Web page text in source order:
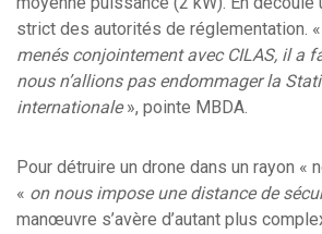
strict des autorités de réglementation. «
menés conjointement avec CILAS, il a
nous n’allions pas endommager la
internationale», pointe MBDA.
Pour détruire un drone dans un rayon «
« on nous impose une distance de
manœuvre s’avère d’autant plus